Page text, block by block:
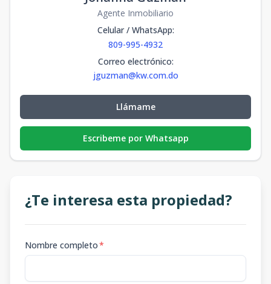
Agente Inmobiliario
Celular / WhatsApp:
809-995-4932
Correo electrónico:
jguzman@kw.com.do
Llámame
Escribeme por Whatsapp
¿Te interesa esta propiedad?
Nombre completo*